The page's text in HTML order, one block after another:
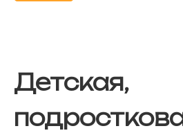
Детская,